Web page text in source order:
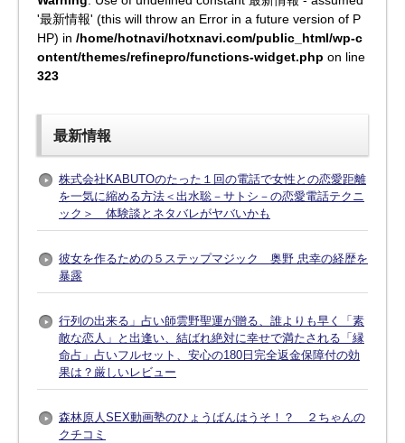
'最新情報' (this will throw an Error in a future version of P
HP) in /home/hotnavi/hotxnavi.com/public_html/wp-c
ontent/themes/refinepro/functions-widget.php on line
323
最新情報
株式会社KABUTOのたった１回の電話で女性との恋愛距離
を一気に縮める方法＜出水聡－サトシ－の恋愛電話テクニ
ック＞ 体験談とネタバレがヤバいかも
彼女を作るための５ステップマジック 奥野 忠幸の経歴を
暴露
行列の出来る」占い師雲野聖運が贈る、誰よりも早く「素
敵な恋人」と出逢い、結ばれ絶対に幸せで満たされる「縁
命占」占いフルセット、安心の180日完全返金保障付の効
果は？厳しいレビュー
森林原人SEX動画塾のひょうばんはうそ！？ ２ちゃんの
クチコミ